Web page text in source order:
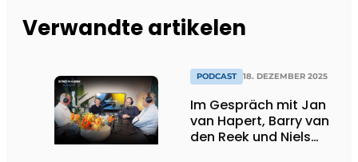
Verwandte artikelen
PODCAST 18. DEZEMBER 2025
Im Gespräch mit Jan
van Hapert, Barry van
den Reek und Niels